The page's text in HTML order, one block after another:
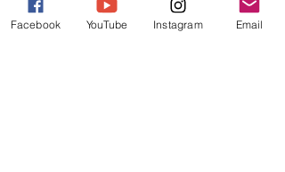
Facebook YouTube Instagram Email